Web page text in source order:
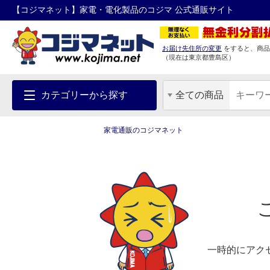
【コジマネット】家電・電化製品のコジマ 公式通販サイト
お届け先住所の変更 をすると、商
（現在は東京都豊島区）
カテゴリーから探す 全ての商品
家電通販のコジマネット
一時的にアク